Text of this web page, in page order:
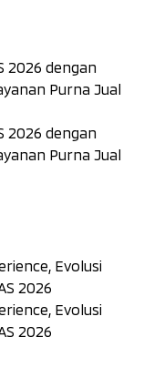
2026 dengan
Purna Jual
2026 dengan
Purna Jual
Evolusi
2026
Evolusi
2026